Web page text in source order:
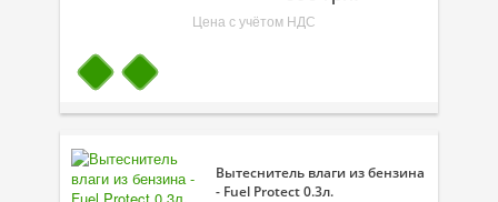
Цена с учётом НДС
Вытеснитель влаги из бензина
- Fuel Protect 0.3л.